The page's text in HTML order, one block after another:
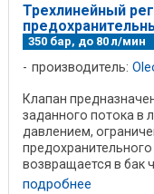
Трехлинейный
350 бар, до 80 л/мин
производитель:
Клапан
заданного потока в
давлением,
возвращается в бак
оцинкованная ...
подробнее